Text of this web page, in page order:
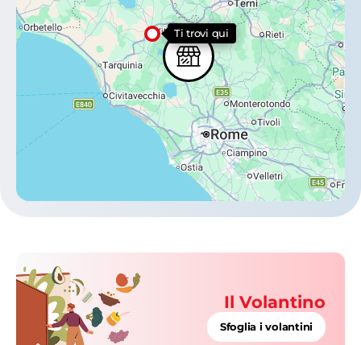
Ti trovi qui
Il Volantino
Sfoglia i volantini